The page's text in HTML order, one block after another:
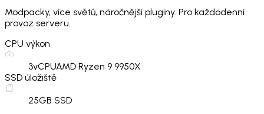
Modpacky, více světů, náročnější pluginy. Pro každodenní
provoz serveru.
CPU výkon
3vCPUAMD Ryzen 9 9950X
SSD úložiště
25GB SSD